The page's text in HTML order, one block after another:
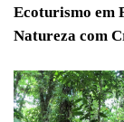
Ecoturismo em
Natureza com